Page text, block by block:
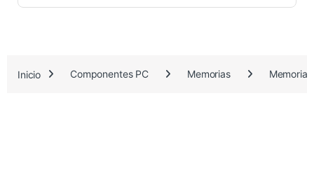
3
.
Inicio Componentes PC Memorias